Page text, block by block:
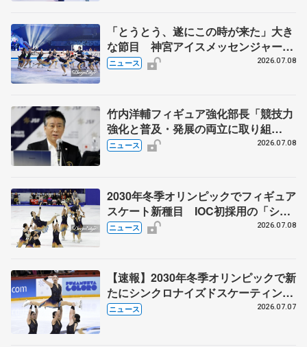
「とうとう、遂にこの時が来た」大き
な節目 神宮アイスメッセンジャー
ズ・関口知代ヘッドコーチがコメント
ニュース 2026.07.08
竹内洋輔フィギュア強化部長「競技力
強化と普及・発展の両立に取り組
む」 2030年冬季オリンピック『シン
ニュース 2026.07.08
2030年冬季オリンピックでフィギュア
スケート新種目 IOC初採用の「シン
クロ9」とは？
ニュース 2026.07.08
【速報】2030年冬季オリンピックで新
たにシンクロナイズドスケーティング
実施へ
ニュース 2026.07.07